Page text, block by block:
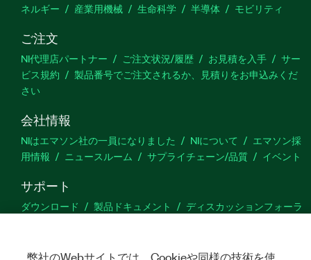
ネルギー
産業用機械 生命科学 半導体 モビリティ
ご注文
NI代理店パートナー ご注文状況/履歴 お見積を入手
サー
ビス規約
製品番号でご注文されるか、見積りをお申込みくだ
さい
会社情報
NIはエマソン社の一員になりました NIについて
エマソン採
用情報
ニュースルーム サプライチェーン/品質 イベント
サポート
ダウンロード 製品ドキュメント
ディスカッションフォーラ
弊社のWebサイトでは、Cookieや同様の技術を使